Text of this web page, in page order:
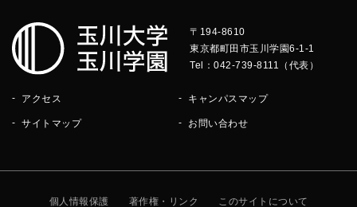
〒194-8610
東京都町田市玉川学園6-1-1
Tel：042-739-8111（代表）
アクセス キャンパスマップ
サイトマップ お問い合わせ
個人情報保護 著作権・リンク このサイトについて